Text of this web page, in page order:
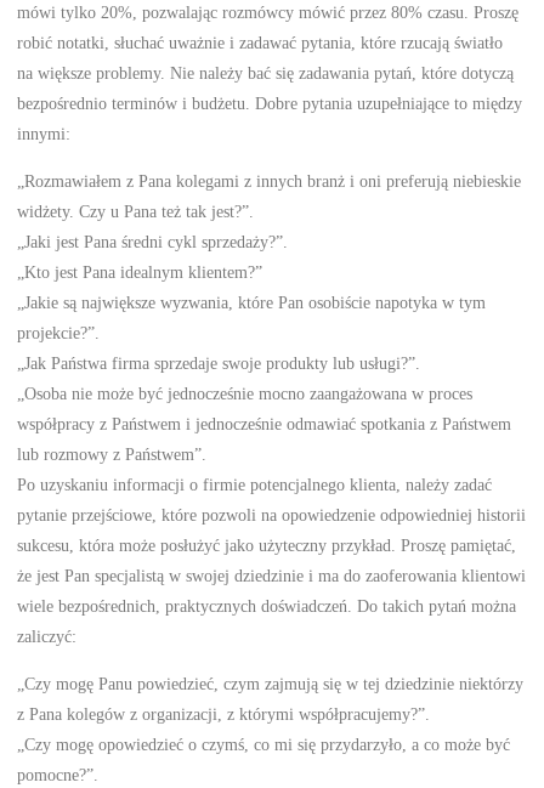
mówi tylko 20%, pozwalając rozmówcy mówić przez 80% czasu. Proszę
robić notatki, słuchać uważnie i zadawać pytania, które rzucają światło
na większe problemy. Nie należy bać się zadawania pytań, które dotyczą
bezpośrednio terminów i budżetu. Dobre pytania uzupełniające to między
innymi:
„Rozmawiałem z Pana kolegami z innych branż i oni preferują niebieskie
widżety. Czy u Pana też tak jest?”.
„Jaki jest Pana średni cykl sprzedaży?”.
„Kto jest Pana idealnym klientem?”
„Jakie są największe wyzwania, które Pan osobiście napotyka w tym
projekcie?”.
„Jak Państwa firma sprzedaje swoje produkty lub usługi?”.
„Osoba nie może być jednocześnie mocno zaangażowana w proces
współpracy z Państwem i jednocześnie odmawiać spotkania z Państwem
lub rozmowy z Państwem”.
Po uzyskaniu informacji o firmie potencjalnego klienta, należy zadać
pytanie przejściowe, które pozwoli na opowiedzenie odpowiedniej historii
sukcesu, która może posłużyć jako użyteczny przykład. Proszę pamiętać,
że jest Pan specjalistą w swojej dziedzinie i ma do zaoferowania klientowi
wiele bezpośrednich, praktycznych doświadczeń. Do takich pytań można
zaliczyć:
„Czy mogę Panu powiedzieć, czym zajmują się w tej dziedzinie niektórzy
z Pana kolegów z organizacji, z którymi współpracujemy?”.
„Czy mogę opowiedzieć o czymś, co mi się przydarzyło, a co może być
pomocne?”.